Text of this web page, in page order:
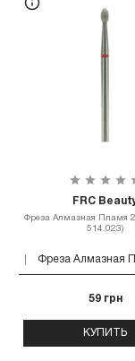
FRC
Фреза Алмазная Пламя
514.023)
59 грн
КУПИТЬ